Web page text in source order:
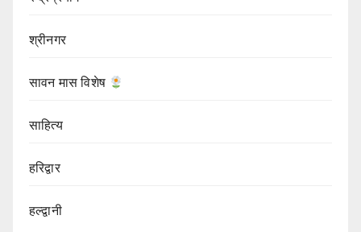
श्रीनगर
सावन मास विशेष
साहित्य
हरिद्वार
हल्द्वानी